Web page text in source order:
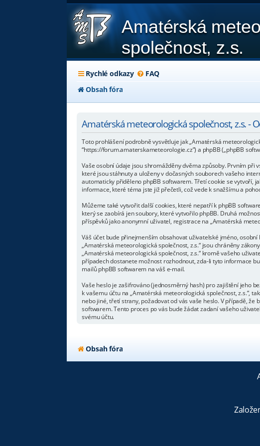
Amatérská
společnost, z.s.
Rychlé odkazy FAQ
Obsah fóra
Amatérská meteorologická společnost, z.s. -
Toto prohlášení podrobně vysvětluje jak „Amatérská
“https://forum.amaterskameteorologie.cz”) a phpBB („phpBB
Vaše osobní údaje jsou shromážděny dvěma způsoby. Prvním při
které jsou stáhnuty a uloženy v dočasných souborech vašeho
automaticky přiděleno phpBB softwarem. Třetí cookie se vytvoří,
informace, které téma jste již přečetli, což vede k snažšímu a
Můžeme také vytvořit další cookies, které nepatří k phpBB
který se zaobírá jen soubory, které vytvořilo phpBB. Druhá
příspěvků jako anonymní uživatel, registrace na „Amatérská
Váš účet bude přinejmenším obsahovat uživatelské jméno,
„Amatérská meteorologická společnost, z.s.“ jsou chráněny
„Amatérská meteorologická společnost, z.s.“ kromě vašeho
případech dostanete možnost rozhodnout, zda-li tyto informace
mailů phpBB softwarem na váš e-mail.
Vaše heslo je zašifrováno (jednosměrný hash) pro zajištění jeho
k vašemu účtu na „Amatérská meteorologická společnost, z.s.“,
nebo jiné, třetí strany, požadovat od vás vaše heslo. V případě,
softwarem. Tento proces po vás bude žádat zadaní vašeho
svému účtu.
Obsah fóra